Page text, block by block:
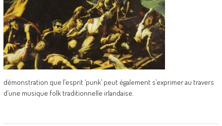
démonstration que l’esprit ‘punk’ peut également s’exprimer au travers
d’une musique folk traditionnelle irlandaise.